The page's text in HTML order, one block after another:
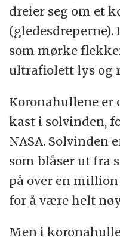
dreier seg om et
(gledesdreperne).
som mørke
ultrafiolett lys og
Koronahullene
kast i solvinden,
NASA. Solvinden
som blåser ut fra
på over en
for å være helt
Men i